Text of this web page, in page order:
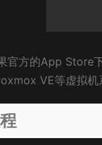
官方的App Store
VE等虚拟机